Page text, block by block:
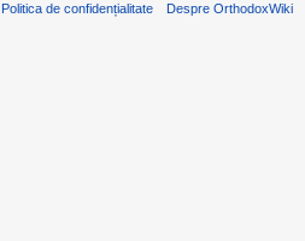
Politica de confidențialitate Despre OrthodoxWiki